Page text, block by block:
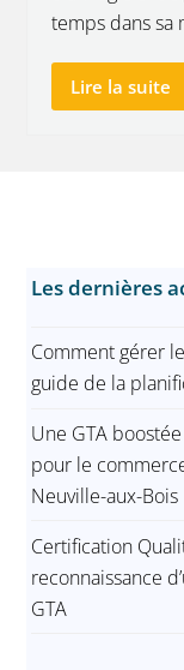
temps dans sa
Lire la suite
Les dernières
Comment gérer
guide de la
Une GTA
pour le
Neuville-aux-Bois
Certification
reconnaissance
GTA